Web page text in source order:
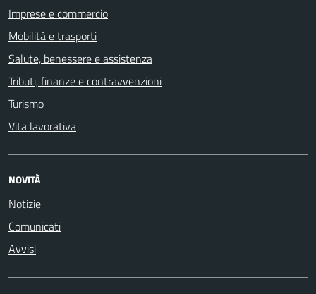
Imprese e commercio
Mobilità e trasporti
Salute, benessere e assistenza
Tributi, finanze e contravvenzioni
Turismo
Vita lavorativa
NOVITÀ
Notizie
Comunicati
Avvisi